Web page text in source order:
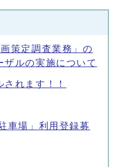
策定調査業務」の
ルの実施について
れます！！
車場」利用登録募